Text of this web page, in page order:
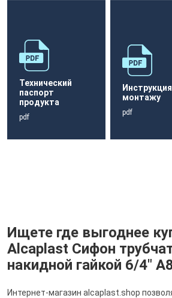
Технический
паспорт
продукта
pdf
монтажу
pdf
Ищете где выгоднее
Alcaplast Сифон
накидной гайкой 6/4"
Интернет-магазин alcaplast.shop